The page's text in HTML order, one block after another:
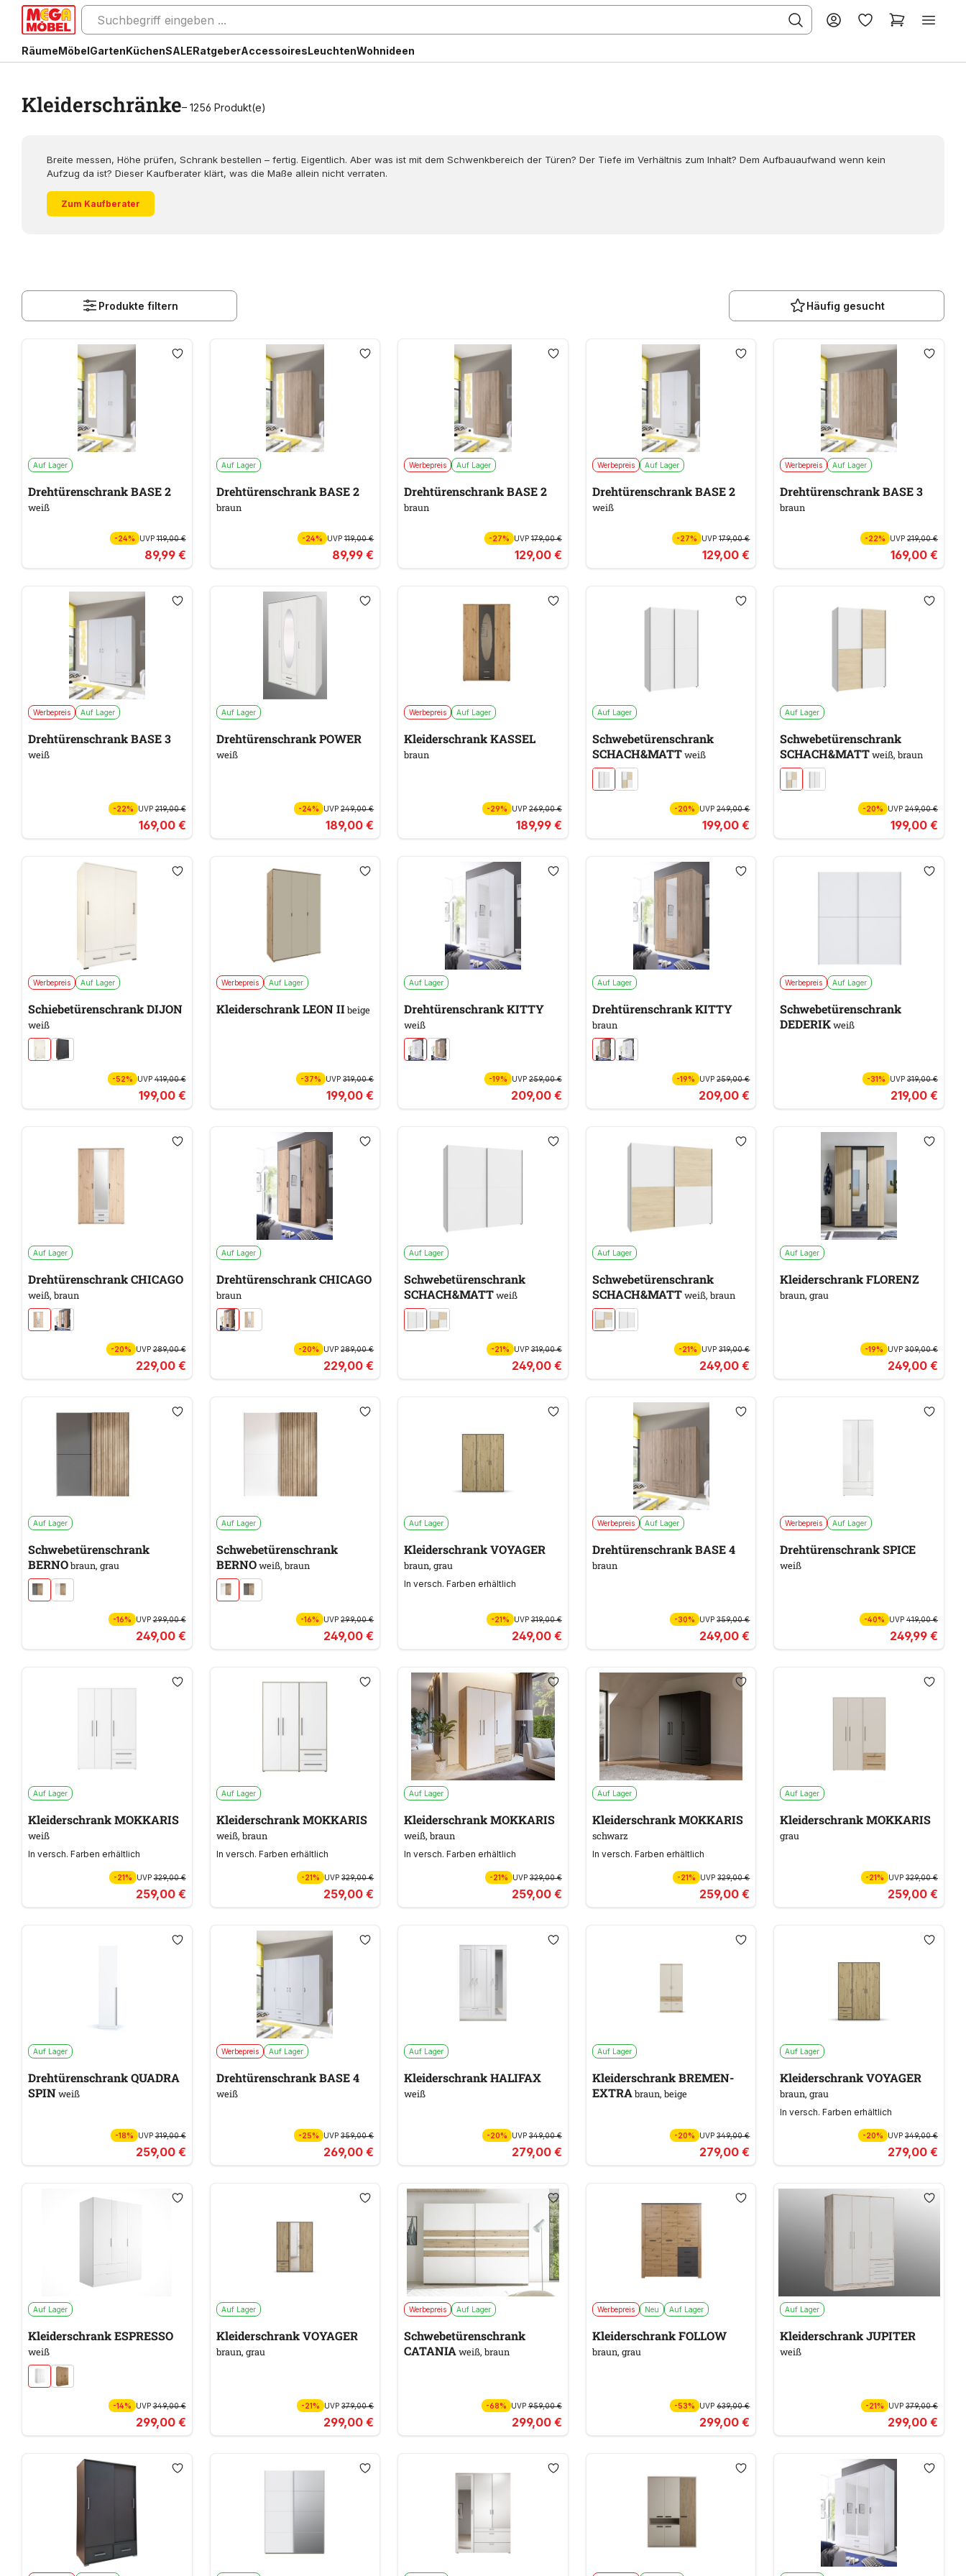
RäumeMöbelGartenKüchenSALERatgeberAccessoiresLeuchtenWohnideen
Kleiderschränke– 1256 Produkt(e)
Breite messen, Höhe prüfen, Schrank bestellen – fertig. Eigentlich. Aber was ist mit dem Schwenkbereich der Türen? Der Tiefe im Verhältnis zum Inhalt? Dem Aufbauaufwand wenn kein
Aufzug da ist? Dieser Kaufberater klärt, was die Maße allein nicht verraten.
Zum Kaufberater
Produkte filtern Häufig gesucht
Auf Lager
Drehtürenschrank BASE 2
weiß
-24% UVP119,00 €
89,99 €
Auf Lager
Drehtürenschrank BASE 2
braun
-24% UVP119,00 €
89,99 €
Werbepreis Auf Lager
Drehtürenschrank BASE 2
braun
-27% UVP179,00 €
129,00 €
Werbepreis Auf Lager
Drehtürenschrank BASE 2
weiß
-27% UVP179,00 €
129,00 €
Werbepreis Auf Lager
Drehtürenschrank BASE 3
braun
-22% UVP 219,00 €
169,00 €
Werbepreis Auf Lager
Drehtürenschrank BASE 3
weiß
-22% UVP219,00 €
169,00 €
Auf Lager
Drehtürenschrank POWER
weiß
-24% UVP249,00 €
189,00 €
Werbepreis Auf Lager
Kleiderschrank KASSEL
braun
-29% UVP269,00 €
189,99 €
Auf Lager
Schwebetürenschrank
SCHACH&MATTweiß
-20% UVP249,00 €
199,00 €
Auf Lager
Schwebetürenschrank
SCHACH&MATTweiß, braun
-20% UVP 249,00 €
199,00 €
Werbepreis Auf Lager
Schiebetürenschrank DIJON
weiß
-52% UVP419,00 €
199,00 €
Werbepreis Auf Lager
Kleiderschrank LEON IIbeige
-37% UVP319,00 €
199,00 €
Auf Lager
Drehtürenschrank KITTY
weiß
-19% UVP259,00 €
209,00 €
Auf Lager
Drehtürenschrank KITTY
braun
-19% UVP259,00 €
209,00 €
Werbepreis Auf Lager
Schwebetürenschrank
DEDERIKweiß
-31% UVP 319,00 €
219,00 €
Auf Lager
Drehtürenschrank CHICAGO
weiß, braun
-20% UVP289,00 €
229,00 €
Auf Lager
Drehtürenschrank CHICAGO
braun
-20% UVP289,00 €
229,00 €
Auf Lager
Schwebetürenschrank
SCHACH&MATTweiß
-21% UVP319,00 €
249,00 €
Auf Lager
Schwebetürenschrank
SCHACH&MATTweiß, braun
-21% UVP319,00 €
249,00 €
Auf Lager
Kleiderschrank FLORENZ
braun, grau
-19% UVP 309,00 €
249,00 €
Auf Lager
Schwebetürenschrank
BERNObraun, grau
-16% UVP299,00 €
249,00 €
Auf Lager
Schwebetürenschrank
BERNOweiß, braun
-16% UVP299,00 €
249,00 €
Auf Lager
Kleiderschrank VOYAGER
braun, grau
In versch. Farben erhältlich
-21% UVP319,00 €
249,00 €
Werbepreis Auf Lager
Drehtürenschrank BASE 4
braun
-30% UVP359,00 €
249,00 €
Werbepreis Auf Lager
Drehtürenschrank SPICE
weiß
-40% UVP 419,00 €
249,99 €
Auf Lager
Kleiderschrank MOKKARIS
weiß
In versch. Farben erhältlich
-21% UVP329,00 €
259,00 €
Auf Lager
Kleiderschrank MOKKARIS
weiß, braun
In versch. Farben erhältlich
-21% UVP329,00 €
259,00 €
Auf Lager
Kleiderschrank MOKKARIS
weiß, braun
In versch. Farben erhältlich
-21% UVP329,00 €
259,00 €
Auf Lager
Kleiderschrank MOKKARIS
schwarz
In versch. Farben erhältlich
-21% UVP329,00 €
259,00 €
Auf Lager
Kleiderschrank MOKKARIS
grau
-21% UVP 329,00 €
259,00 €
Auf Lager
Drehtürenschrank QUADRA
SPINweiß
-18% UVP319,00 €
259,00 €
Werbepreis Auf Lager
Drehtürenschrank BASE 4
weiß
-25% UVP359,00 €
269,00 €
Auf Lager
Kleiderschrank HALIFAX
weiß
-20% UVP349,00 €
279,00 €
Auf Lager
Kleiderschrank BREMEN-
EXTRAbraun, beige
-20% UVP349,00 €
279,00 €
Auf Lager
Kleiderschrank VOYAGER
braun, grau
In versch. Farben erhältlich
-20% UVP 349,00 €
279,00 €
Auf Lager
Kleiderschrank ESPRESSO
weiß
-14% UVP349,00 €
299,00 €
Auf Lager
Kleiderschrank VOYAGER
braun, grau
-21% UVP379,00 €
299,00 €
Werbepreis Auf Lager
Schwebetürenschrank
CATANIAweiß, braun
-68% UVP959,00 €
299,00 €
Werbepreis Neu Auf Lager
Kleiderschrank FOLLOW
braun, grau
-53% UVP639,00 €
299,00 €
Auf Lager
Kleiderschrank JUPITER
weiß
-21% UVP 379,00 €
299,00 €